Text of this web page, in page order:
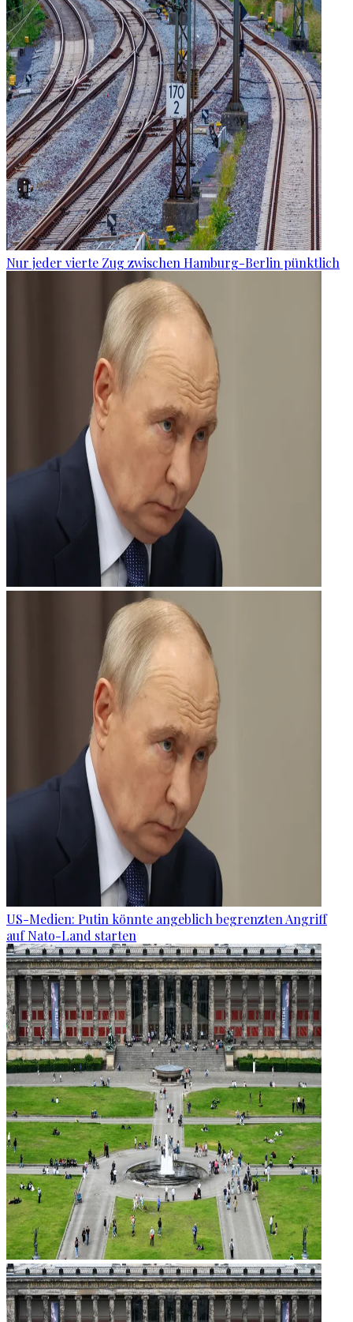
Nur jeder vierte Zug zwischen Hamburg-Berlin pünktlich
US-Medien: Putin könnte angeblich begrenzten Angriff
auf Nato-Land starten